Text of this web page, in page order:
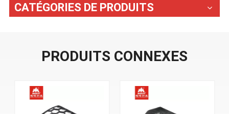
CATÉGORIES DE PRODUITS
PRODUITS CONNEXES